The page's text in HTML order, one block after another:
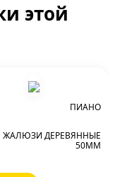
этой
ПИАНО
ЖАЛЮЗИ ДЕРЕВЯННЫЕ
50ММ